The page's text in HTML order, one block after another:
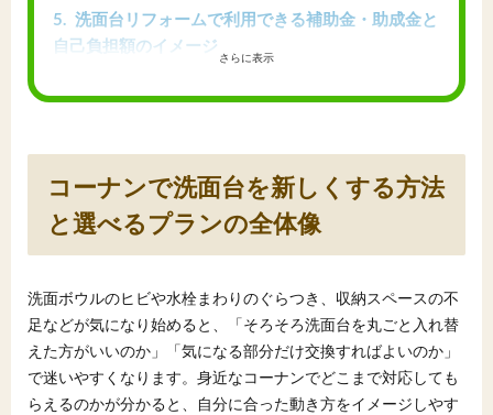
5
洗面台リフォームで利用できる補助金・助成金と
自己負担額のイメージ
ーン
意点
6
コーナンで洗面台交換を相談するときの準備と見
積もりチェックポイント
ック事項
7 コーナンの洗面台・水栓・パーツの選び方とおす
すめの組み合わせ
7.1 サイズ別に見る洗面台本体と下収納の選び方
さらに表示
コーナンで洗面台を新しくする方法
と選べるプランの全体像
洗面ボウルのヒビや水栓まわりのぐらつき、収納スペースの不
足などが気になり始めると、「そろそろ洗面台を丸ごと入れ替
えた方がいいのか」「気になる部分だけ交換すればよいのか」
で迷いやすくなります。身近なコーナンでどこまで対応しても
らえるのかが分かると、自分に合った動き方をイメージしやす